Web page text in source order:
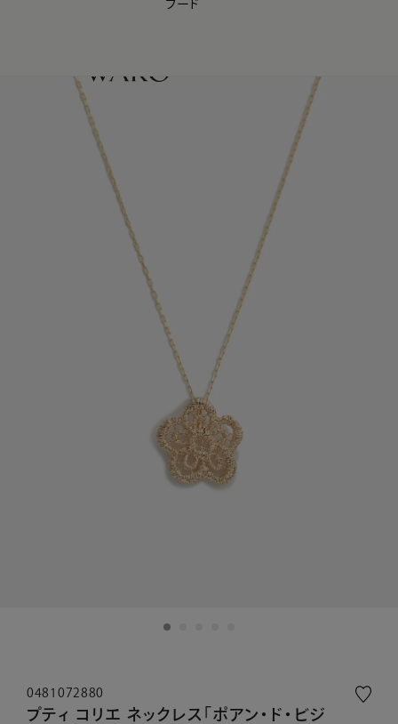
【会員様限定】夏のプレゼントキャンペーン開催中
フード
0481072880
プティ コリエ ネックレス「ポアン・ド・ビジ